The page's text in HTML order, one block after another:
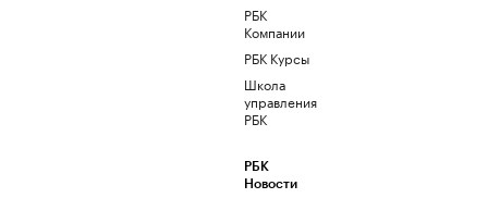
РБК
Компании
РБК Курсы
Школа
управления
РБК
РБК
Новости